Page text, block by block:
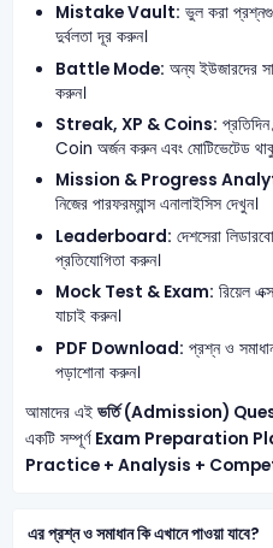
Mistake Vault: ভুল করা
দুর্বলতা দূর করুন।
Battle Mode: অন্য ইউজারদের
করুন।
Streak, XP & Coins:
Coin অর্জন করুন এবং মোটিভেটেড
Mission & Progress
নিজের পারফরম্যান্স এনালাইসিস দেখুন।
Leaderboard: দেশসেরা
প্রতিযোগিতা করুন।
Mock Test & Exam: রিয়েল
যাচাই করুন।
PDF Download: প্রশ্ন ও
পড়াশোনা করুন।
আমাদের এই ভর্তি (Admission)
একটি সম্পূর্ণ Exam Preparation
Practice + Analysis +
এর প্রশ্ন ও সমাধান কি এখানে পাওয়া যাবে?